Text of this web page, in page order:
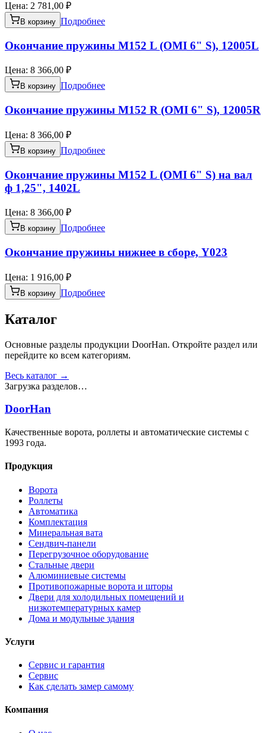
Цена: 2 781,00 ₽
В корзину Подробнее
Окончание пружины М152 L (OMI 6" S), 12005L
Цена: 8 366,00 ₽
В корзину Подробнее
Окончание пружины М152 R (OMI 6" S), 12005R
Цена: 8 366,00 ₽
В корзину Подробнее
Окончание пружины М152 L (OMI 6" S) на вал
ф 1,25", 1402L
Цена: 8 366,00 ₽
В корзину Подробнее
Окончание пружины нижнее в сборе, Y023
Цена: 1 916,00 ₽
В корзину Подробнее
Каталог
Основные разделы продукции DoorHan. Откройте раздел или
перейдите ко всем категориям.
Весь каталог →
Загрузка разделов…
DoorHan
Качественные ворота, роллеты и автоматические системы с
1993 года.
Продукция
Ворота
Роллеты
Автоматика
Комплектация
Минеральная вата
Сендвич-панели
Перегрузочное оборудование
Стальные двери
Алюминиевые системы
Противопожарные ворота и шторы
Двери для холодильных помещений и
низкотемпературных камер
Дома и модульные здания
Услуги
Сервис и гарантия
Сервис
Как сделать замер самому
Компания